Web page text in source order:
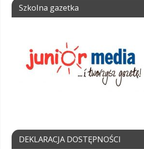
Szkolna gazetka
DEKLARACJA DOSTĘPNOŚCI